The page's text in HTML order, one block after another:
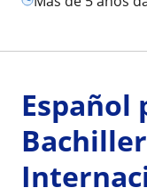
Español